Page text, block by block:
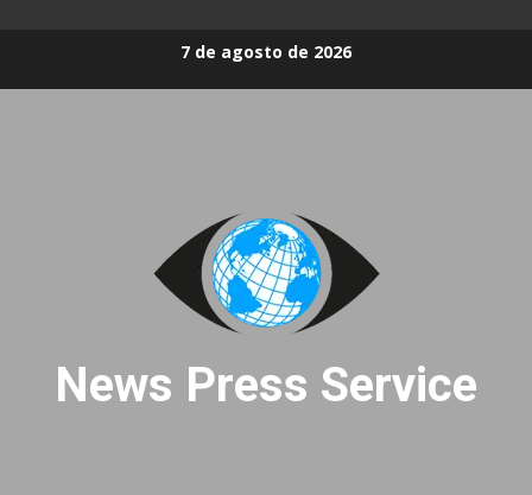
7 de agosto de 2026
News Press Service